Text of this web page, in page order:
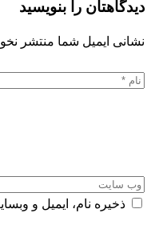
دیدگاهتان را بنویسید
نشانی ایمیل شما منتشر
ذخیره نام، ایمیل و